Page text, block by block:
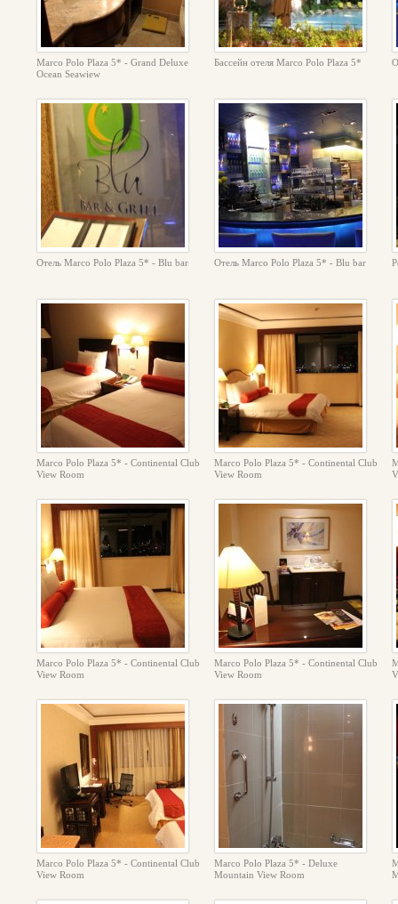
Marco Polo Plaza 5* - Grand Deluxe
Ocean Seawiew
Бассейн отеля Marco Polo Plaza 5*
Отель Marco Polo Plaza 5* - Blu bar Отель Marco Polo Plaza 5* - Blu bar
Marco Polo Plaza 5* - Continental Club
View Room
Marco Polo Plaza 5* - Continental Club
View Room
Marco Polo Plaza 5* - Continental Club
View Room
Marco Polo Plaza 5* - Continental Club
View Room
Marco Polo Plaza 5* - Continental Club
View Room
Marco Polo Plaza 5* - Deluxe
Mountain View Room